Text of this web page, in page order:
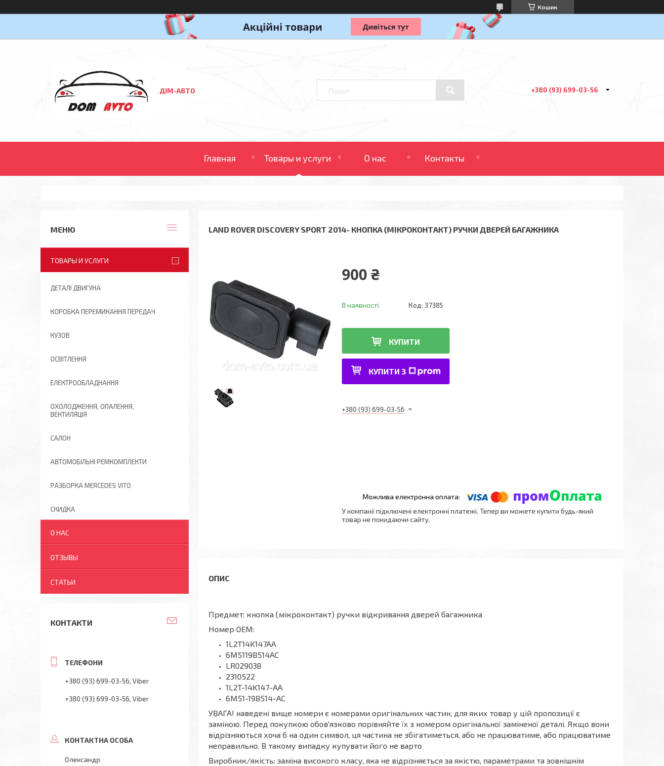
Кошик
ДІМ-АВТО +380 (93) 699-03-56
Главная Товары и услуги О нас Контакты
LAND ROVER DISCOVERY SPORT 2014- КНОПКА (МІКРОКОНТАКТ) РУЧКИ ДВЕРЕЙ БАГАЖНИКА
900 ₴
В наявності Код: 37385
КУПИТИ
КУПИТИ З
+380 (93) 699-03-56
У компанії підключені електронні платежі. Тепер ви можете купити будь-який
товар не покидаючи сайту.
Предмет: кнопка (мікроконтакт) ручки відкривання дверей багажника
Номер OEM:
1L2T14K147AA
6M5119B514AC
LR029038
2310522
1L2T-14K147-AA
6M51-19B514-AC
УВАГА! наведені вище номери є номерами оригінальних частин, для яких товар у цій пропозиції є
заміною. Перед покупкою обов'язково порівняйте їх з номером оригінальної заміненої деталі. Якщо вони
відрізняються хоча б на один символ, ця частина не збігатиметься, або не працюватиме, або працюватиме
неправильно. В такому випадку купувати його не варто
Виробник/якість: заміна високого класу, яка не відрізняється за якістю, параметрами та зовнішнім
ТОВАРЫ И УСЛУГИ
ДЕТАЛІ ДВИГУНА
КОРОБКА ПЕРЕМИКАННЯ ПЕРЕДАЧ
КУЗОВ
ОСВІТЛЕННЯ
ЕЛЕКТРООБЛАДНАННЯ
ОХОЛОДЖЕННЯ, ОПАЛЕННЯ,
ВЕНТИЛЯЦІЯ
САЛОН
АВТОМОБІЛЬНІ РЕМКОМПЛЕКТИ
РАЗБОРКА MERCEDES VITO
СКИДКА
О НАС
ОТЗЫВЫ
СТАТЬИ
КОНТАКТИ
+380 (93) 699-03-56 Viber
+380 (93) 699-03-56 Viber
Олександр